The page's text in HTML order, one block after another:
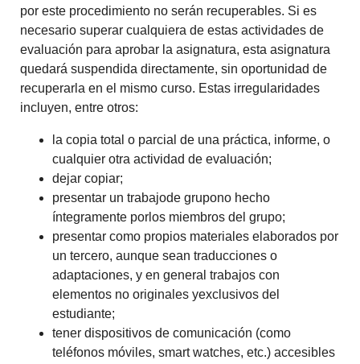
por este procedimiento no serán recuperables. Si es
necesario superar cualquiera de estas actividades de
evaluación para aprobar la asignatura, esta asignatura
quedará suspendida directamente, sin oportunidad de
recuperarla en el mismo curso. Estas irregularidades
incluyen, entre otros:
la copia total o parcial de una práctica, informe, o
cualquier otra actividad de evaluación;
dejar copiar;
presentar un trabajode grupono hecho
íntegramente porlos miembros del grupo;
presentar como propios materiales elaborados por
un tercero, aunque sean traducciones o
adaptaciones, y en general trabajos con
elementos no originales yexclusivos del
estudiante;
tener dispositivos de comunicación (como
teléfonos móviles, smart watches, etc.) accesibles